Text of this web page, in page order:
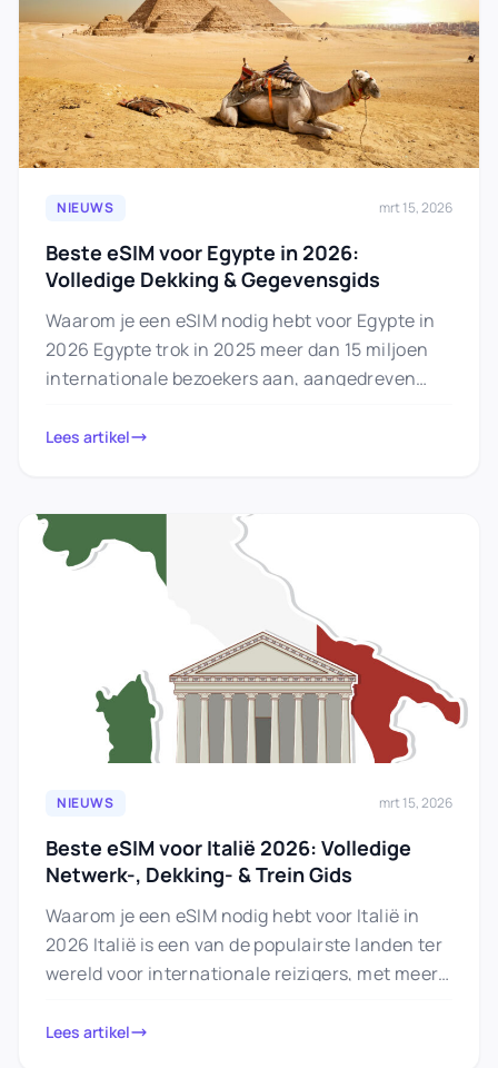
NIEUWS mrt 15, 2026
Beste eSIM voor Egypte in 2026:
Volledige Dekking & Gegevensgids
Waarom je een eSIM nodig hebt voor Egypte in
2026 Egypte trok in 2025 meer dan 15 miljoen
internationale bezoekers aan, aangedreven
Lees artikel
NIEUWS mrt 15, 2026
Beste eSIM voor Italië 2026: Volledige
Netwerk-, Dekking- & Trein Gids
Waarom je een eSIM nodig hebt voor Italië in
2026 Italië is een van de populairste landen ter
wereld voor internationale reizigers, met meer
Lees artikel